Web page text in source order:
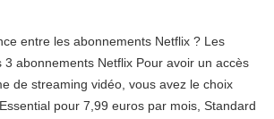
entre les abonnements Netflix ? Les
3 abonnements Netflix Pour avoir un accès
de streaming vidéo, vous avez le choix
pour 7,99 euros par mois, Standard